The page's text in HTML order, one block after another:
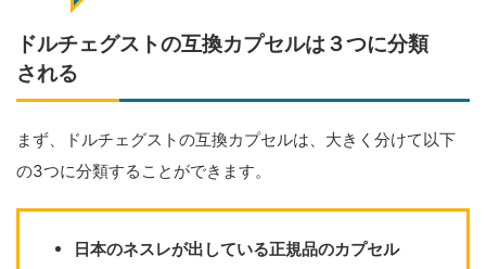
ドルチェグストの互換カプセルは３つに分類
される
まず、ドルチェグストの互換カプセルは、大きく分けて以下
の3つに分類することができます。
日本のネスレが出している正規品のカプセル